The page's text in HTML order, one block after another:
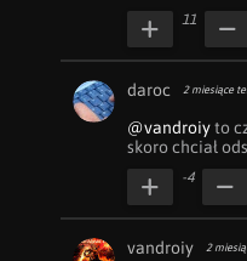
11
daroc 2 miesiące
@vandroiy to
skoro chciał
-4
vandroiy 2